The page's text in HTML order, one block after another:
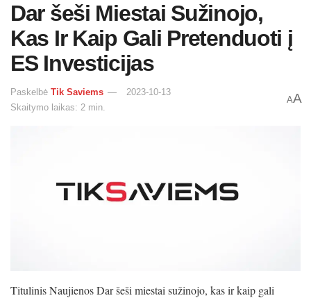
Dar šeši Miestai Sužinojo,
Kas Ir Kaip Gali Pretenduoti į
ES Investicijas
Paskelbė Tik Saviems
2023-10-13
Skaitymo laikas: 2 min.
AA
Titulinis Naujienos Dar šeši miestai sužinojo, kas ir kaip gali